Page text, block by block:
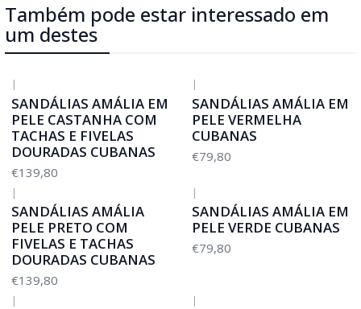
Também pode estar interessado em
um destes
|
SANDÁLIAS AMÁLIA EM
PELE CASTANHA COM
TACHAS E FIVELAS
DOURADAS CUBANAS
€139,80
|
SANDÁLIAS AMÁLIA EM
PELE VERMELHA
CUBANAS
€79,80
|
SANDÁLIAS AMÁLIA
PELE PRETO COM
FIVELAS E TACHAS
DOURADAS CUBANAS
€139,80
|
SANDÁLIAS AMÁLIA EM
PELE VERDE CUBANAS
€79,80
| |